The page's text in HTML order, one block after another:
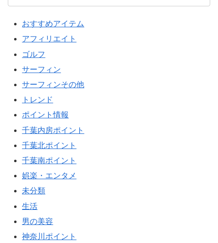
おすすめアイテム
アフィリエイト
ゴルフ
サーフィン
サーフィンその他
トレンド
ポイント情報
千葉内房ポイント
千葉北ポイント
千葉南ポイント
娯楽・エンタメ
未分類
生活
男の美容
神奈川ポイント